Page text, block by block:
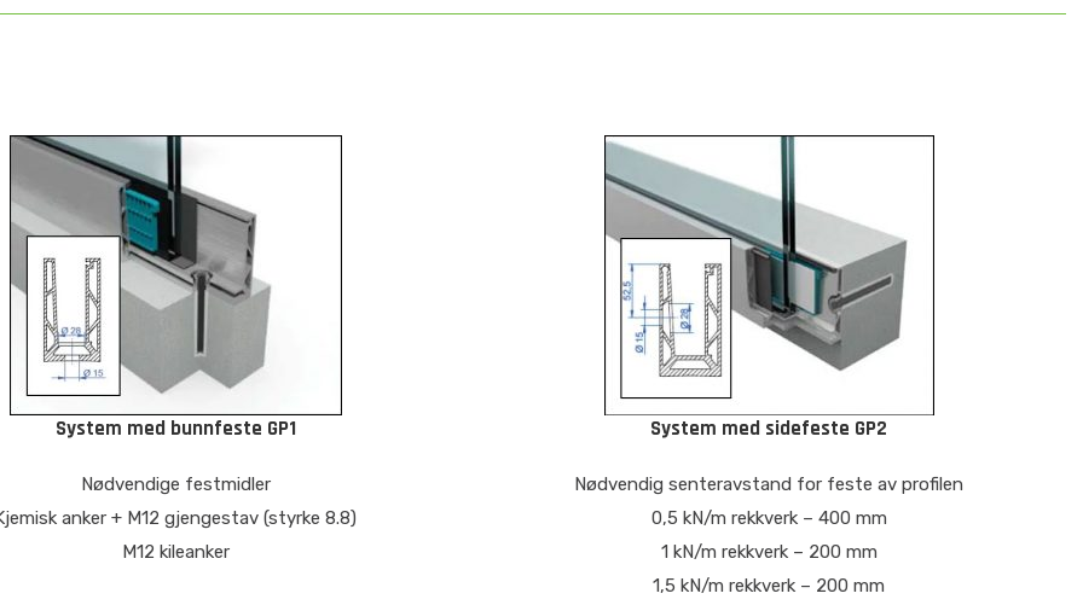
System med bunnfeste GP1
Nødvendige festmidler
anker + M12 gjengestav (styrke 8.8)
M12 kileanker
System med sidefeste GP2
Nødvendig senteravstand for feste av profilen
0,5 kN/m rekkverk – 400 mm
1 kN/m rekkverk – 200 mm
1,5 kN/m rekkverk – 200 mm